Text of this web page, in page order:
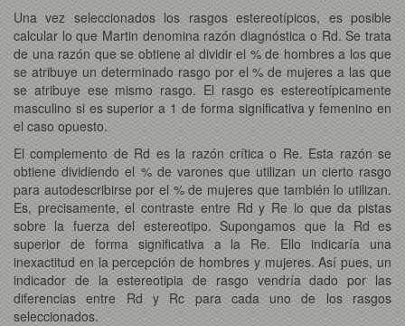
Una vez seleccionados los rasgos estereotípicos, es posible
calcular lo que Martin denomina razón diagnóstica o Rd. Se trata
de una razón que se obtiene al dividir el % de hombres a los que
se atribuye un determinado rasgo por el % de mujeres a las que
se atribuye ese mismo rasgo. El rasgo es estereotípicamente
masculino si es superior a 1 de forma significativa y femenino en
el caso opuesto.
El complemento de Rd es la razón crítica o Re. Esta razón se
obtiene dividiendo el % de varones que utilizan un cierto rasgo
para autodescribirse por el % de mujeres que también lo utilizan.
Es, precisamente, el contraste entre Rd y Re lo que da pistas
sobre la fuerza del estereotipo. Supongamos que la Rd es
superior de forma significativa a la Re. Ello indicaría una
inexactitud en la percepción de hombres y mujeres. Así pues, un
indicador de la estereotipia de rasgo vendría dado por las
diferencias entre Rd y Rc para cada uno de los rasgos
seleccionados.